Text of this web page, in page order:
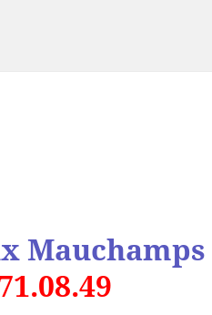
Mauchamps